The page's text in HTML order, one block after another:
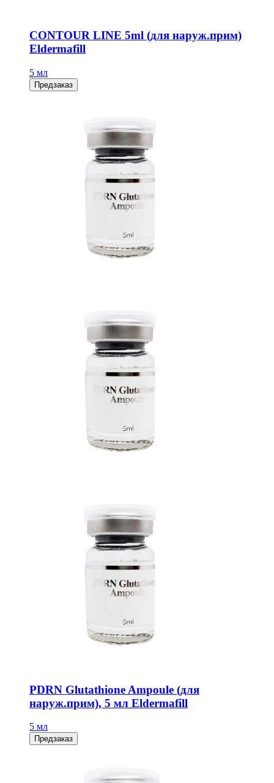
CONTOUR LINE 5ml (для наруж.прим)
Eldermafill
5 мл
Предзаказ
PDRN Glutathione Ampoule (для
наруж.прим), 5 мл Eldermafill
5 мл
Предзаказ